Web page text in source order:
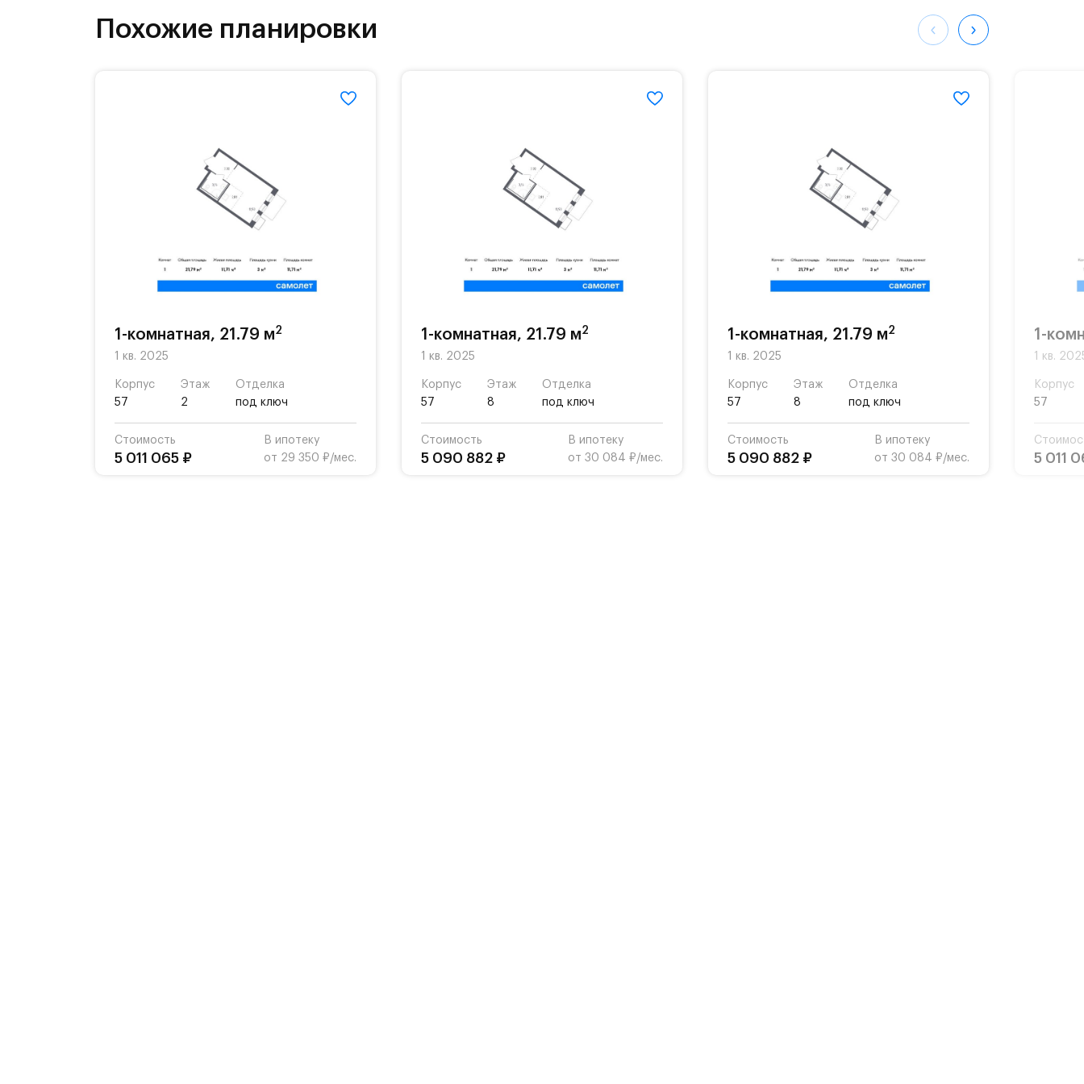
На территории квартала возведут детский сад и школу. Также для наиболее одарённых
детей есть возможность посещения частной гимназии «Жуковка».
Похожие планировки
1-комнатная, 21.79 м2
1 кв. 2025
Корпус
57
Этаж
2
Отделка
под ключ
Стоимость
5 011 065 ₽
В ипотеку
от 29 350 ₽/мес.
1-комнатная, 21.79 м2
1 кв. 2025
Корпус
57
Этаж
8
Отделка
под ключ
Стоимость
5 090 882 ₽
В ипотеку
от 30 084 ₽/мес.
1-комнатная, 21.79 м2
1 кв. 2025
Корпус
57
Этаж
8
Отделка
под ключ
Стоимость
5 090 882 ₽
В ипотеку
от 30 084 ₽/мес.
1-
1 кв.
Корпус
57
5 011